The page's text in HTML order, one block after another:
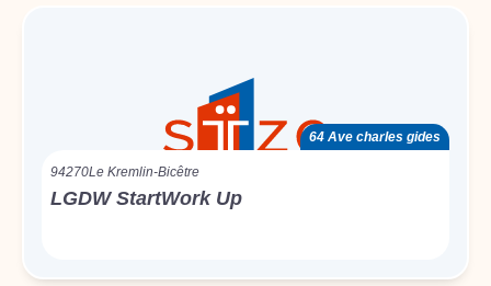
64 Ave charles gides
94270Le Kremlin-Bicêtre
LGDW StartWork Up